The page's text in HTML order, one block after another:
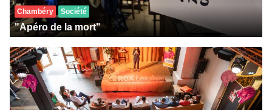
Chambéry Société
"Apéro de la mort"